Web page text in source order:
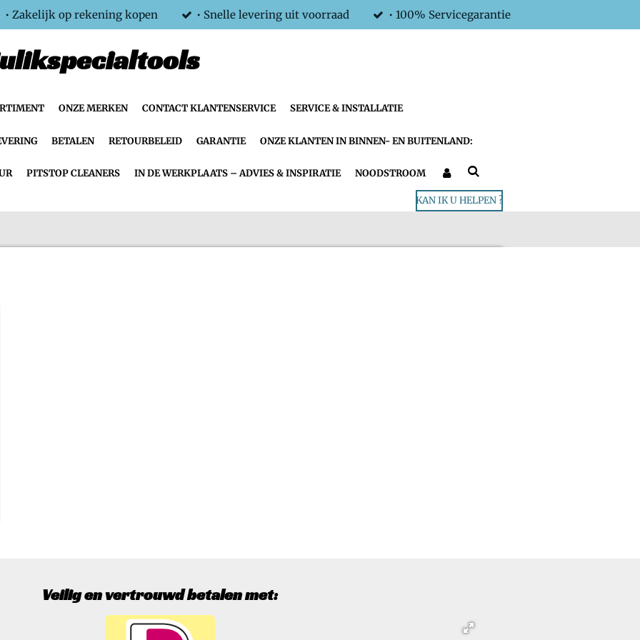
• Zakelijk op rekening kopen • Snelle levering uit voorraad • 100% Servicegarantie
ONZE MERKEN CONTACT KLANTENSERVICE SERVICE & INSTALLATIE
BETALEN RETOURBELEID GARANTIE ONZE KLANTEN IN BINNEN- EN BUITENLAND:
PITSTOP CLEANERS IN DE WERKPLAATS – ADVIES & INSPIRATIE NOODSTROOM
KAN IK U HELPEN ?
Veilig en vertrouwd betalen met: